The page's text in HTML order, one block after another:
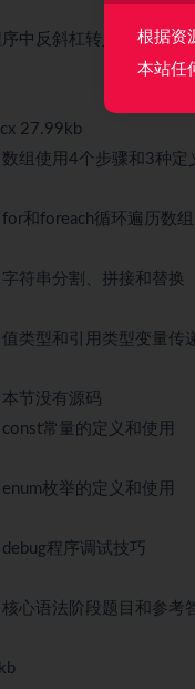
中反斜杠转义字符的使
27.99kb
组使用4个步骤和3种定
和foreach循环遍历数组
符串分割、拼接和替换
类型和引用类型变量传
节没有源码
常量的定义和使用
枚举的定义和使用
程序调试技巧
心语法阶段题目和参考
根据资
本站任